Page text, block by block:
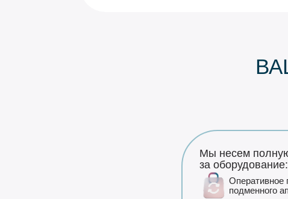
Мы несем
за оборудование:
Оперативное
подменного